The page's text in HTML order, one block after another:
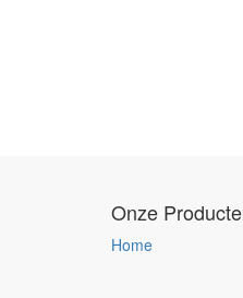
Onze
Home